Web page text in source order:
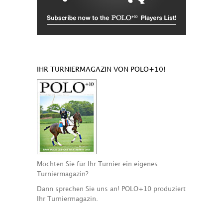
IHR TURNIERMAGAZIN VON POLO+10!
Möchten Sie für Ihr Turnier ein eigenes
Turniermagazin?
Dann sprechen Sie uns an! POLO+10 produziert
Ihr Turniermagazin.